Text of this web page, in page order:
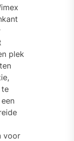
plek
te
voor